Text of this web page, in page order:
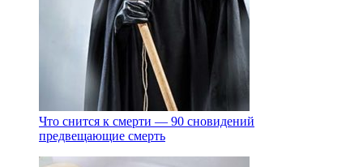
Что снится к смерти — 90 сновидений
предвещающие смерть